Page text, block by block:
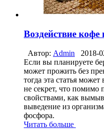
Воздействие кофе
Автор: Admin
2018-
Если вы планируете
может прожить без
тогда эта статья
не секрет, что помимо
свойствами, как
выведение из
фосфора.
Читать больше